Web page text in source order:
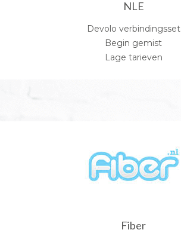
NLE
Devolo verbindingsset
Begin gemist
Lage tarieven
Fiber